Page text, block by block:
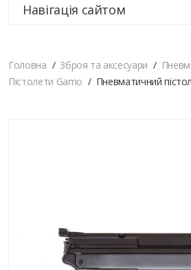
Навігація сайтом
Головна Зброя та аксесуари
Пістолети Gamo
Пневматичний